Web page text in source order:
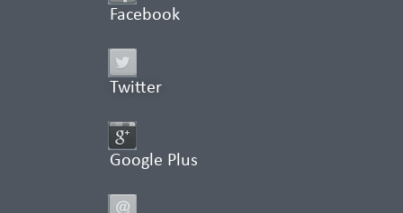
Facebook
Twitter
Google Plus